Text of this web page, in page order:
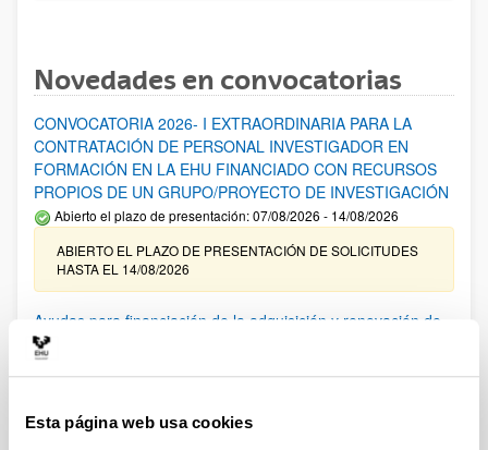
Esta página web usa cookies
Novedades en convocatorias
CONVOCATORIA 2026- I EXTRAORDINARIA PARA LA
CONTRATACIÓN DE PERSONAL INVESTIGADOR EN
FORMACIÓN EN LA EHU FINANCIADO CON RECURSOS
PROPIOS DE UN GRUPO/PROYECTO DE INVESTIGACIÓN
Abierto el plazo de presentación: 07/08/2026 - 14/08/2026
ABIERTO EL PLAZO DE PRESENTACIÓN DE SOLICITUDES
HASTA EL 14/08/2026
Ayudas para financiación de la adquisición y renovación de
infraestructura científica y fondos bibliográficos en la
UPV/EHU 2026
25/03/2026: Corrección de errores del listado provisional de